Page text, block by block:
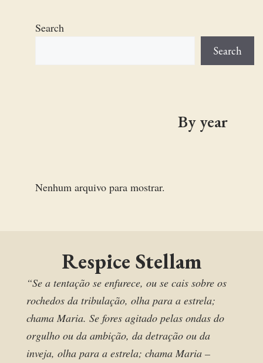
Search
Search
By year
Nenhum arquivo para mostrar.
Respice Stellam
“Se a tentação se enfurece, ou se cais sobre os
rochedos da tribulação, olha para a estrela;
chama Maria. Se fores agitado pelas ondas do
orgulho ou da ambição, da detração ou da
inveja, olha para a estrela; chama Maria –